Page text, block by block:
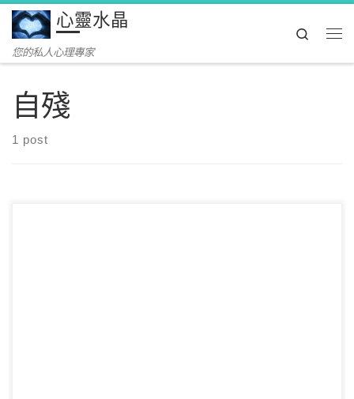
Skip to content
心靈水晶
您的私人心理專家
Search
自殘
1 post